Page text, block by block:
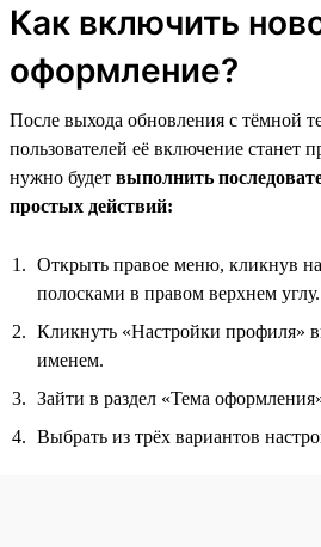
Как включить
оформление?
После выхода обновления с тёмной
пользователей её включение станет
нужно будет выполнить
простых действий:
Открыть правое меню, кликнув
полосками в правом верхнем углу.
Кликнуть «Настройки профиля»
именем.
Зайти в раздел «Тема
Выбрать из трёх вариантов